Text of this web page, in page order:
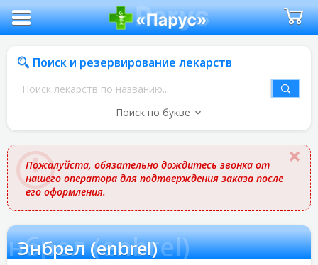
Поиск и резервирование лекарств
Поиск
лекарств
названию
Поиск по букве
Пожалуйста, обязательно дождитесь звонка от
нашего оператора для подтверждения заказа после
его оформления.
(enbrel)
Энбрел (enbrel)